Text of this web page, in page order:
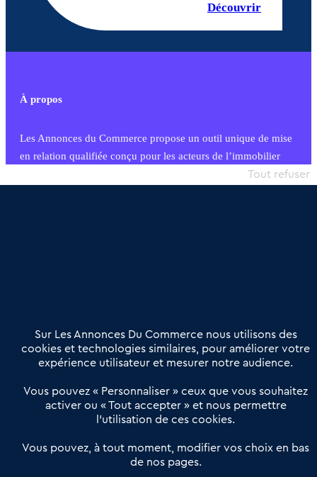
Découvrir
À propos
Les Annonces du Commerce propose un outil unique de mise
en relation qualifiée conçu pour les acteurs de l’immobilier
commercial et les collectivités territoriales, simple et intégrant
Offres Pro
Actualités
Qui sommes nous ?
Derniers articles
Réseau 3C : un partenaire national dédié aux transactions
Petitscommerces : Un partenariat au service du commerce de
proximité et des territoires
Sur Les Annonces Du Commerce nous utilisons des
cookies et technologies similaires, pour améliorer votre
expérience utilisateur et mesurer notre audience.
Vous pouvez « Personnaliser » ceux que vous souhaitez
activer ou « Tout accepter » et nous permettre
l’utilisation de ces cookies.
Vous pouvez, à tout moment, modifier vos choix en bas
de nos pages.
Tout refuser